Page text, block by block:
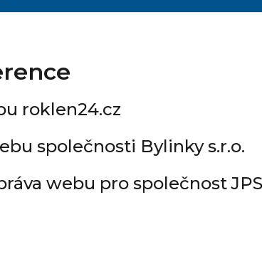
roklen24.cz
společnosti Bylinky s.r.o.
webu pro společnost JPS